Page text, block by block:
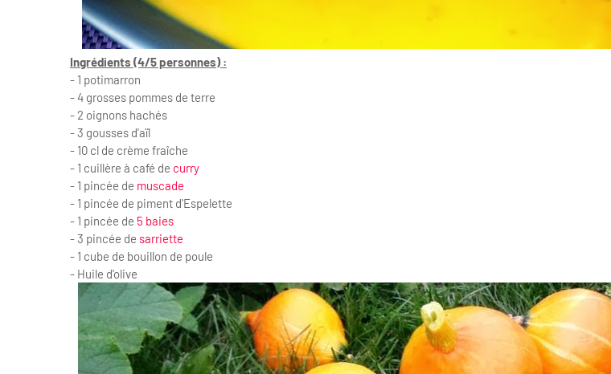
Ingrédients (4/5 personnes) :
- 1 potimarron
- 4 grosses pommes de terre
- 2 oignons hachés
- 3 gousses d'aïl
- 10 cl de crème fraîche
- 1 cuillère à café de curry
- 1 pincée de muscade
- 1 pincée de piment d'Espelette
- 1 pincée de 5 baies
- 3 pincée de sarriette
- 1 cube de bouillon de poule
- Huile d'olive